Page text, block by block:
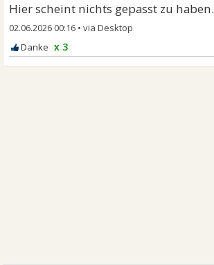
Hier scheint nichts gepasst zu haben.
02.06.2026 00:16 •
x 3